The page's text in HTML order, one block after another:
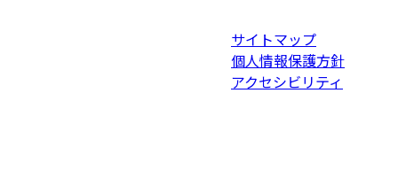
サイトマップ
個人情報保護方針
アクセシビリティ